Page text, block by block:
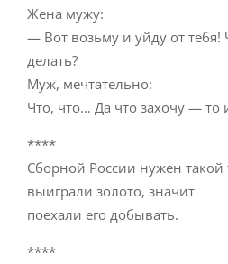
Жена мужу:
— Вот возьму и уйду от тебя!
делать?
Муж, мечтательно:
Что, что… Да что захочу — то
****
Сборной России нужен такой
выиграли золото, значит
поехали его добывать.
****